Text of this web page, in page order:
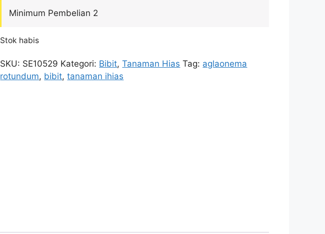
Minimum Pembelian 2
Stok habis
SKU: SE10529 Kategori: Bibit,Tanaman Hias Tag: aglaonema
rotundum, bibit,tanaman ihias